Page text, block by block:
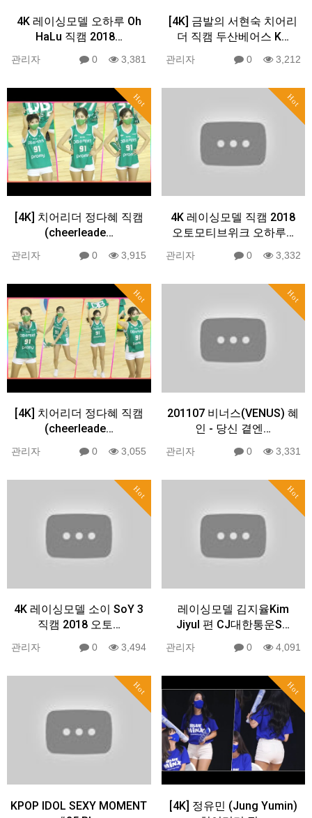
4K 레이싱모델 오하루 Oh
HaLu 직캠 2018…
관리자 0 3,381
[4K] 금발의 서현숙 치어리
더 직캠 두산베어스 K…
관리자 0 3,212
Hot
[4K] 치어리더 정다혜 직캠
(cheerleade…
관리자 0 3,915
Hot
4K 레이싱모델 직캠 2018
오토모티브위크 오하루…
관리자 0 3,332
Hot
[4K] 치어리더 정다혜 직캠
(cheerleade…
관리자 0 3,055
Hot
201107 비너스(VENUS) 혜
인 - 당신 곁엔…
관리자 0 3,331
Hot
4K 레이싱모델 소이 SoY 3
직캠 2018 오토…
관리자 0 3,494
Hot
레이싱모델 김지율Kim
Jiyul 편 CJ대한통운S…
관리자 0 4,091
Hot
KPOP IDOL SEXY MOMENT
Hot
[4K] 정유민 (Jung Yumin)